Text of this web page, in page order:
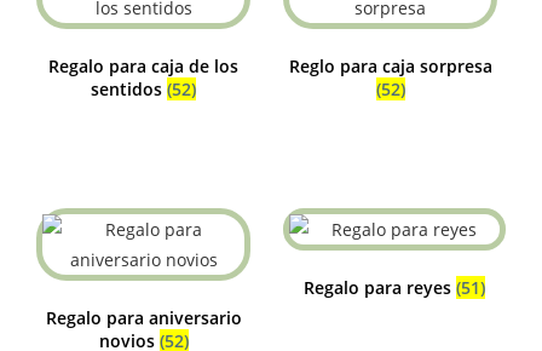
Regalo para caja de los
sentidos (52)
Reglo para caja sorpresa
(52)
Regalo para aniversario
novios (52)
Regalo para reyes (51)